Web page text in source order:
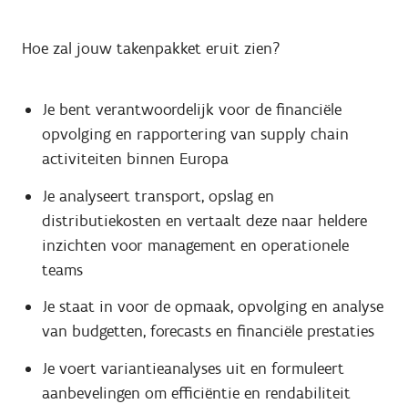
Hoe zal jouw takenpakket eruit zien?
Je bent verantwoordelijk voor de financiële
opvolging en rapportering van supply chain
activiteiten binnen Europa
Je analyseert transport, opslag en
distributiekosten en vertaalt deze naar heldere
inzichten voor management en operationele
teams
Je staat in voor de opmaak, opvolging en analyse
van budgetten, forecasts en financiële prestaties
Je voert variantieanalyses uit en formuleert
aanbevelingen om efficiëntie en rendabiliteit